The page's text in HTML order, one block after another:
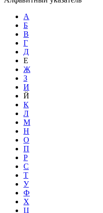
А
Б
В
Г
Д
Е
Ж
З
И
Й
К
Л
М
Н
О
П
Р
С
Т
У
Ф
Х
Ц